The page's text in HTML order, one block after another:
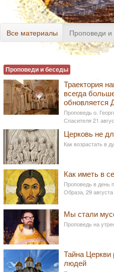
Все материалы Проповеди
Проповеди и беседы
Траектория
всегда
обновляется
Проповедь о.
Спасителя 21
Церковь не
Как возрастать в
Как иметь в
Проповедь в день
Образа, 29
Мы стали
Проповедь на
Тайна Церкви
людей